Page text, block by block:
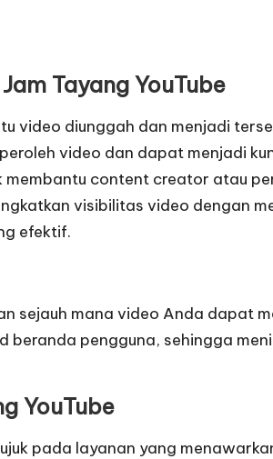
Tayang YouTube
video diunggah dan menjadi
video dan dapat menjadi
content creator atau
visibilitas video dengan
efektif.
sejauh mana video Anda
beranda pengguna, sehingga
YouTube
pada layanan yang